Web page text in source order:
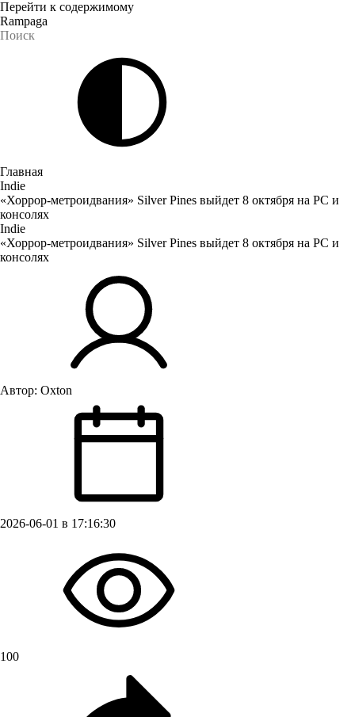
Перейти к содержимому
Rampaga
Главная
Indie
«Хоррор-метроидвания» Silver Pines выйдет 8 октября на PC и
консолях
Indie
«Хоррор-метроидвания» Silver Pines выйдет 8 октября на PC и
консолях
Автор: Oxton
2026-06-01 в 17:16:30
100